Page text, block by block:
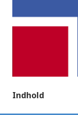
Indhold